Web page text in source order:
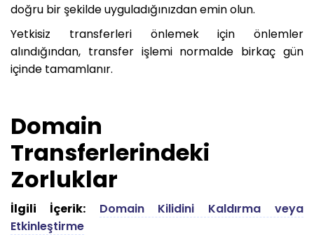
doğru bir şekilde uyguladığınızdan emin olun.
Yetkisiz transferleri önlemek için önlemler
alındığından, transfer işlemi normalde birkaç gün
içinde tamamlanır.
Domain
Transferlerindeki
Zorluklar
İlgili İçerik:
Domain Kilidini Kaldırma veya
Etkinleştirme